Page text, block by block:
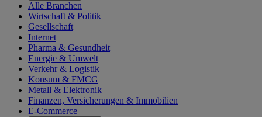
Alle Branchen
Wirtschaft & Politik
Gesellschaft
Internet
Pharma & Gesundheit
Energie & Umwelt
Verkehr & Logistik
Konsum & FMCG
Metall & Elektronik
Finanzen, Versicherungen & Immobilien
E-Commerce